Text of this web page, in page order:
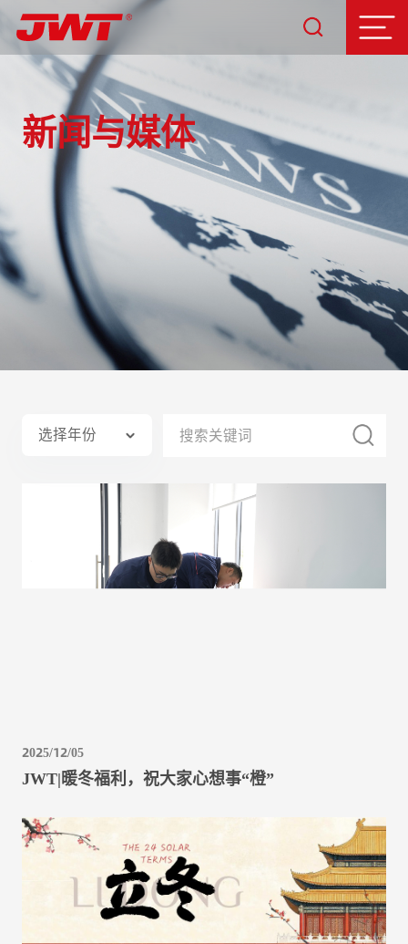
新闻与媒体
选择年份
2025/12/05
JWT|暖冬福利，祝大家心想事“橙”